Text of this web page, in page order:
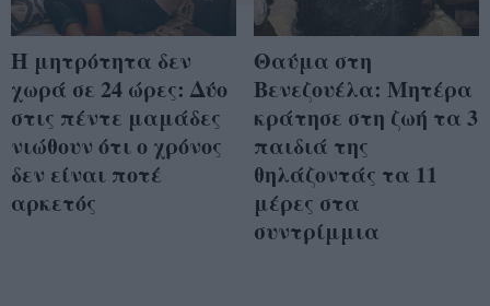
Η μητρότητα δεν
χωρά σε 24 ώρες: Δύο
στις πέντε μαμάδες
νιώθουν ότι ο χρόνος
δεν είναι ποτέ
αρκετός
Θαύμα στη
Βενεζουέλα: Μητέρα
κράτησε στη ζωή τα 3
παιδιά της
θηλάζοντάς τα 11
μέρες στα
συντρίμμια